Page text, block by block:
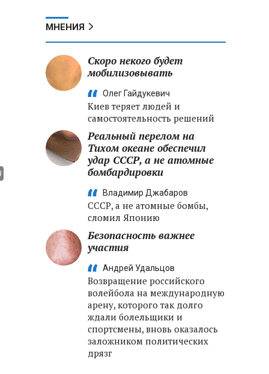
МНЕНИЯ
Скоро некого будет
мобилизовывать
Олег Гайдукевич
Киев теряет людей и
самостоятельность решений
Реальный перелом на
Тихом океане обеспечил
удар СССР, а не атомные
бомбардировки
Владимир Джабаров
СССР, а не атомные бомбы,
сломил Японию
Безопасность важнее
участия
Андрей Удальцов
Возвращение российского
волейбола на международную
арену, которого так долго
ждали болельщики и
спортсмены, вновь оказалось
заложником политических
дрязг